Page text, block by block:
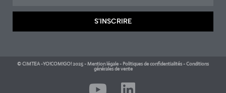
S'INSCRIRE
© CIMTEA -YO!COM!GO! 2025 - Mention légale - Politiques de confidentialités - Conditions
générales de vente